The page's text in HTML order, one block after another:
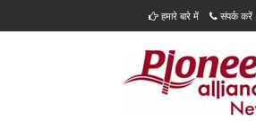
हमारे बारे में संपर्क करें